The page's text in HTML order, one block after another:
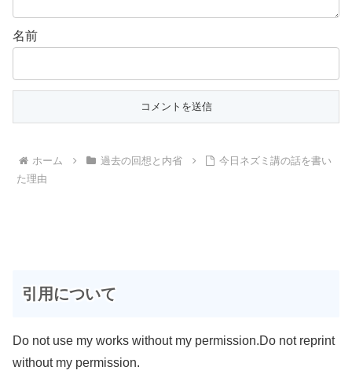
名前
ホーム 過去の回想と内省
今日ネズミ講の話を書い
た理由
引用について
Do not use my works without my permission.Do not reprint
without my permission.